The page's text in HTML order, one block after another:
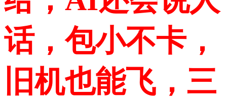
话，包小不卡，
旧机也能飞，三